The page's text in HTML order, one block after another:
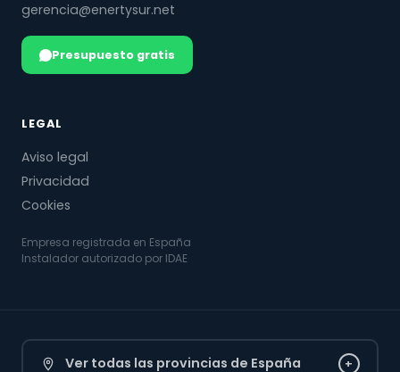
gerencia@enertysur.net
Presupuesto gratis
LEGAL
Aviso legal
Privacidad
Cookies
Empresa registrada en España
Instalador autorizado por IDAE
Ver todas las provincias de España +